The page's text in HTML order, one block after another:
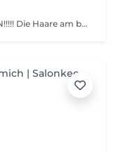
WICHTIGE INFO FÜR UNSERE KUNDEN!!!!! Die Haare am besten am Abend vorher waschen und komplett trocken föhnen. Keine Spülung verwenden. Gerne ein weites Oberteil anziehen, was man anschließend gut über den Kopf ziehen kann.